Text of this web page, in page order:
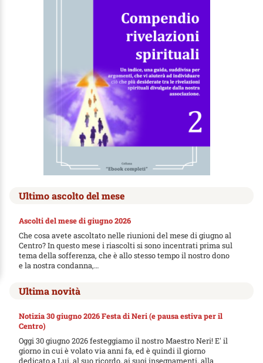
Ultimo ascolto del mese
Ascolti del mese di giugno 2026
Che cosa avete ascoltato nelle riunioni del mese di giugno al
Centro? In questo mese i riascolti si sono incentrati prima sul
tema della sofferenza, che è allo stesso tempo il nostro dono
e la nostra condanna,…
Ultima novità
Notizia 30 giugno 2026 Festa di Neri (e pausa estiva per il
Centro)
Oggi 30 giugno 2026 festeggiamo il nostro Maestro Neri! E' il
giorno in cui è volato via anni fa, ed è quindi il giorno
dedicato a Lui, al suo ricordo, ai suoi insegnamenti, alla